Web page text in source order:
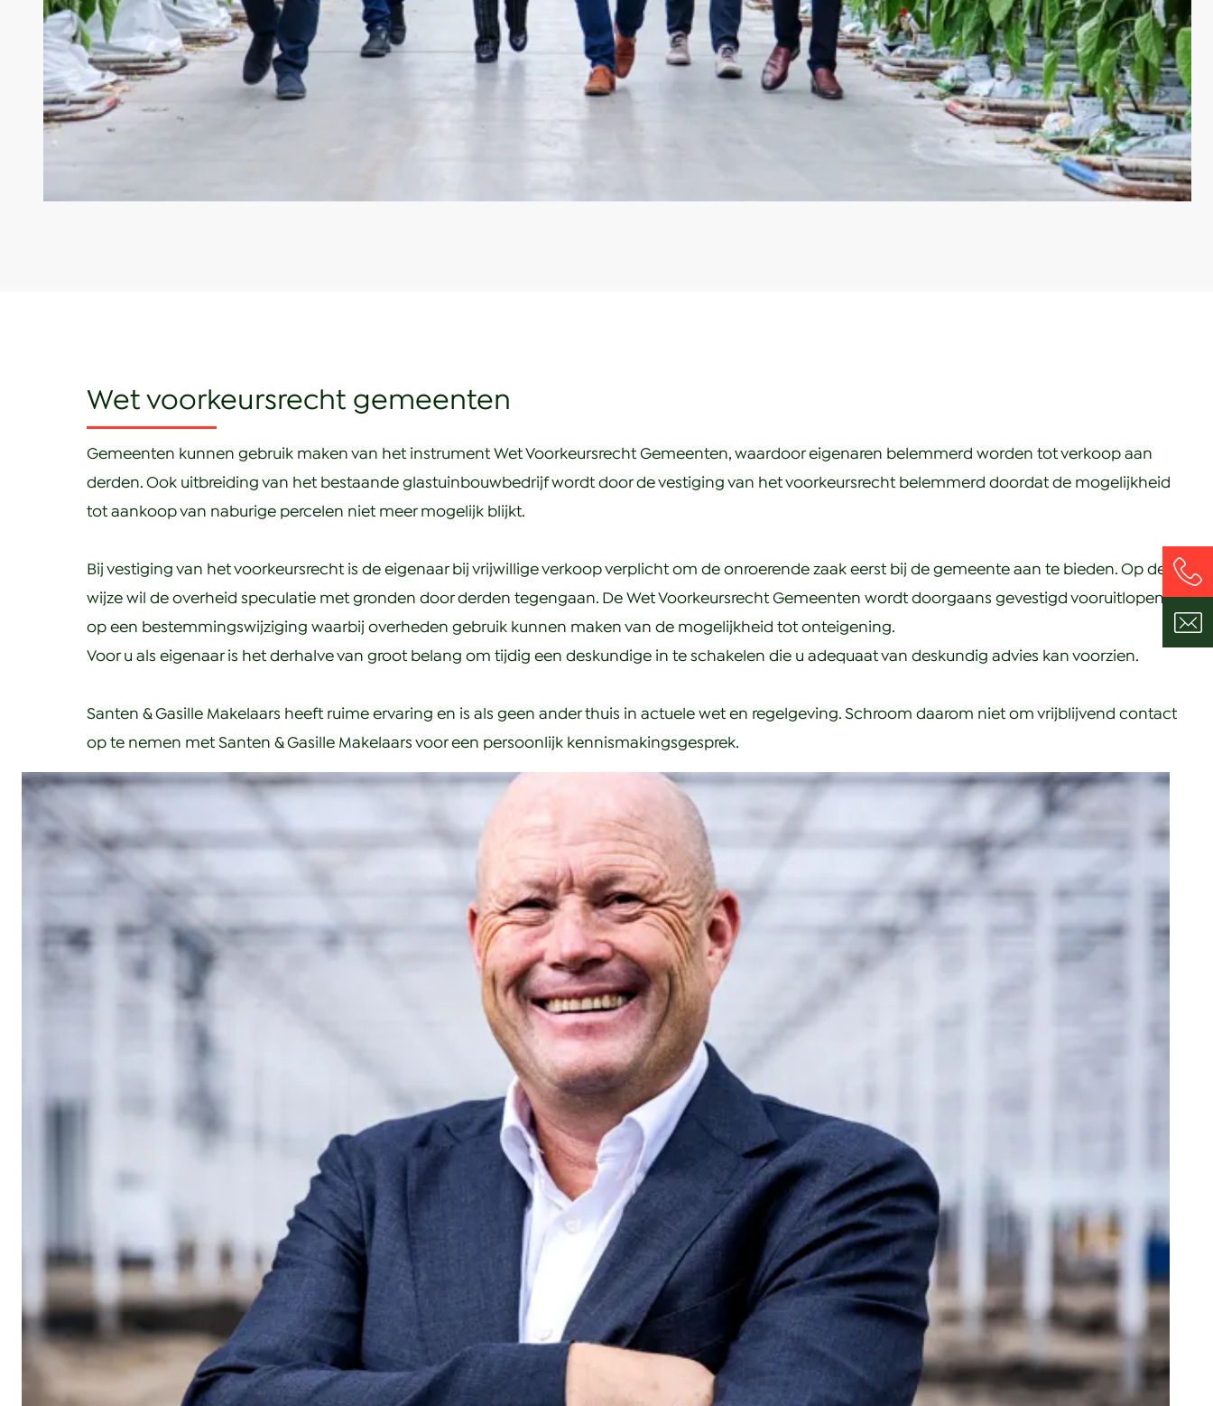
Wet voorkeursrecht gemeenten
Gemeenten kunnen gebruik maken van het instrument Wet Voorkeursrecht Gemeenten, waardoor eigenaren belemmerd worden tot verkoop aan
derden. Ook uitbreiding van het bestaande glastuinbouwbedrijf wordt door de vestiging van het voorkeursrecht belemmerd doordat de mogelijkheid
tot aankoop van naburige percelen niet meer mogelijk blijkt.
Bij vestiging van het voorkeursrecht is de eigenaar bij vrijwillige verkoop verplicht om de onroerende zaak eerst bij de gemeente aan te bieden. Op deze
wijze wil de overheid speculatie met gronden door derden tegengaan. De Wet Voorkeursrecht Gemeenten wordt doorgaans gevestigd vooruitlopend
op een bestemmingswijziging waarbij overheden gebruik kunnen maken van de mogelijkheid tot onteigening.
Voor u als eigenaar is het derhalve van groot belang om tijdig een deskundige in te schakelen die u adequaat van deskundig advies kan voorzien.
Santen & Gasille Makelaars heeft ruime ervaring en is als geen ander thuis in actuele wet en regelgeving. Schroom daarom niet om vrijblijvend contact
op te nemen met Santen & Gasille Makelaars voor een persoonlijk kennismakingsgesprek.